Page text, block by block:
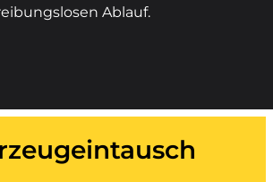
Ablauf.